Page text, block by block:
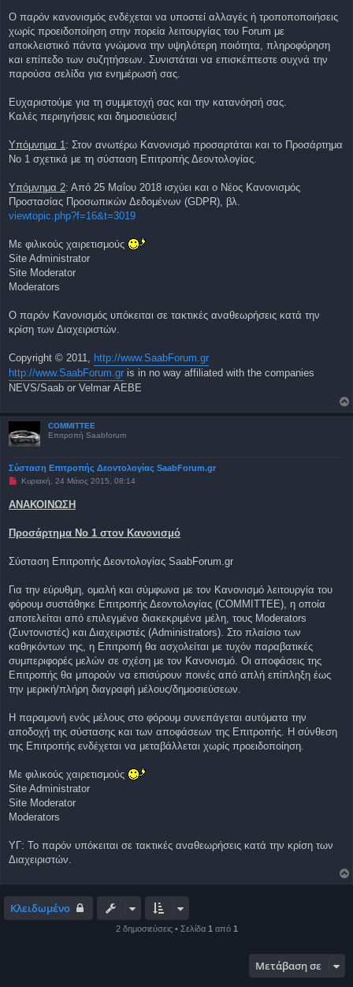
Ο παρόν κανονισμός ενδέχεται να υποστεί αλλαγές ή τροποποποιήσεις
χωρίς προειδοποίηση στην πορεία λειτουργίας του Forum με
αποκλειστικό πάντα γνώμονα την υψηλότερη ποιότητα, πληροφόρηση
και επίπεδο των συζητήσεων. Συνιστάται να επισκέπτεστε συχνά την
παρούσα σελίδα για ενημέρωσή σας.
Ευχαριστούμε για τη συμμετοχή σας και την κατανόησή σας.
Καλές περιηγήσεις και δημοσιεύσεις!
Υπόμνημα 1: Στον ανωτέρω Κανονισμό προσαρτάται και το Προσάρτημα
No 1 σχετικά με τη σύσταση Επιτροπής Δεοντολογίας.
Υπόμνημα 2: Από 25 Μαΐου 2018 ισχύει και ο Νέος Κανονισμός
Προστασίας Προσωπικών Δεδομένων (GDPR), βλ.
viewtopic.php?f=16&t=3019
Με φιλικούς χαιρετισμούς
Site Administrator
Site Moderator
Moderators
Ο παρόν Κανονισμός υπόκειται σε τακτικές αναθεωρήσεις κατά την
κρίση των Διαχειριστών.
Copyright © 2011, http://www.SaabForum.gr
http://www.SaabForum.gr is in no way affiliated with the companies
NEVS/Saab or Velmar ΑΕΒΕ
COMMITTEE
Επιτροπή Saabforum
Σύσταση Επιτροπής Δεοντολογίας SaabForum.gr
Μ
α
ν
ν
σ
μ
η
δ
η
μ
ο
σ
ί
ε
υ
σ
η
Κυριακή, 24 Μάιος 2015, 08:14
ΑΝΑΚΟΙΝΩΣΗ
Προσάρτημα Νο 1 στον Κανονισμό
Σύσταση Επιτροπής Δεοντολογίας SaabForum.gr
Για την εύρυθμη, ομαλή και σύμφωνα με τον Κανονισμό λειτουργία του
φόρουμ συστάθηκε Επιτροπής Δεοντολογίας (COMMITTEE), η οποία
αποτελείται από επιλεγμένα διακεκριμένα μέλη, τους Moderators
(Συντονιστές) και Διαχειριστές (Administrators). Στο πλαίσιο των
καθηκόντων της, η Επιτροπή θα ασχολείται με τυχόν παραβατικές
συμπεριφορές μελών σε σχέση με τον Κανονισμό. Οι αποφάσεις της
Επιτροπής θα μπορούν να επισύρουν ποινές από απλή επίπληξη έως
την μερική/πλήρη διαγραφή μέλους/δημοσιεύσεων.
Η παραμονή ενός μέλους στο φόρουμ συνεπάγεται αυτόματα την
αποδοχή της σύστασης και των αποφάσεων της Επιτροπής. Η σύνθεση
της Επιτροπής ενδέχεται να μεταβάλλεται χωρίς προειδοποίηση.
Με φιλικούς χαιρετισμούς
Site Administrator
Site Moderator
Moderators
ΥΓ: Το παρόν υπόκειται σε τακτικές αναθεωρήσεις κατά την κρίση των
Διαχειριστών.
Κλειδωμένο
2 δημοσιεύσεις • Σελίδα 1 από 1
Μετάβαση σε